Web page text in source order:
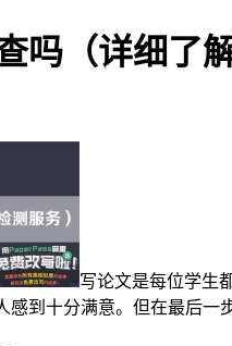
吗（详细了
写论文是每位学生
感到十分满意。但在最后